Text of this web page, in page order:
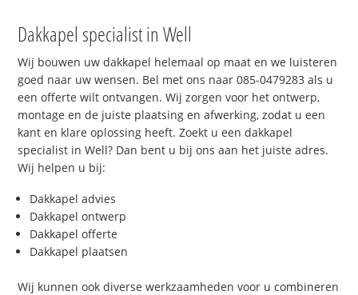
Dakkapel specialist in Well
Wij bouwen uw dakkapel helemaal op maat en we luisteren
goed naar uw wensen. Bel met ons naar 085-0479283 als u
een offerte wilt ontvangen. Wij zorgen voor het ontwerp,
montage en de juiste plaatsing en afwerking, zodat u een
kant en klare oplossing heeft. Zoekt u een dakkapel
specialist in Well? Dan bent u bij ons aan het juiste adres.
Wij helpen u bij:
Dakkapel advies
Dakkapel ontwerp
Dakkapel offerte
Dakkapel plaatsen
Wij kunnen ook diverse werkzaamheden voor u combineren